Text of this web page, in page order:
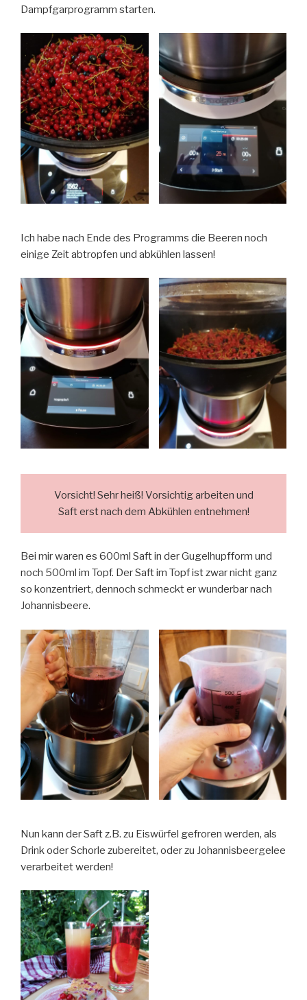
Dampfgarprogramm starten.
Ich habe nach Ende des Programms die Beeren noch
einige Zeit abtropfen und abkühlen lassen!
Vorsicht! Sehr heiß! Vorsichtig arbeiten und
Saft erst nach dem Abkühlen entnehmen!
Bei mir waren es 600ml Saft in der Gugelhupfform und
noch 500ml im Topf. Der Saft im Topf ist zwar nicht ganz
so konzentriert, dennoch schmeckt er wunderbar nach
Johannisbeere.
Nun kann der Saft z.B. zu Eiswürfel gefroren werden, als
Drink oder Schorle zubereitet, oder zu Johannisbeergelee
verarbeitet werden!